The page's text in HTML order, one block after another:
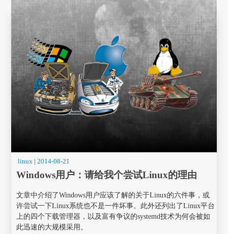
linux |2014-08-21
Windows用户：请给我个尝试Linux的理由
文章中介绍了Windows用户应该了解的关于Linux的六件事，或
许尝试一下Linux系统也不是一件坏事。此外还列出了Linux平台
上的四个下载管理器，以及富有争议的systemd技术为何会被如
此迅速的大规模采用。